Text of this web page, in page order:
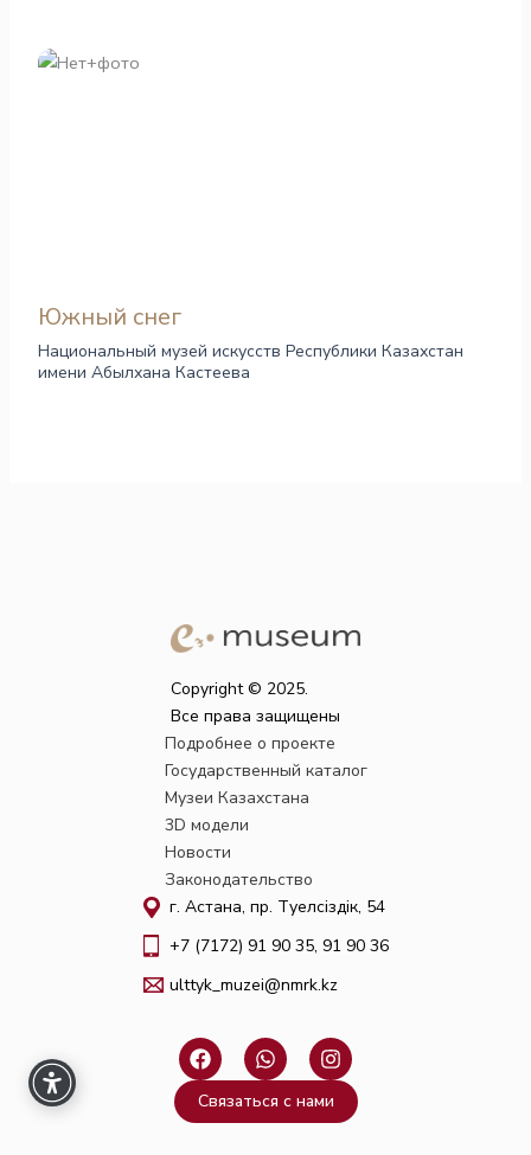
Южный снег
Национальный музей искусств Республики Казахстан
имени Абылхана Кастеева
Copyright © 2025.
Все права защищены
Подробнее о проекте
Государственный каталог
Музеи Казахстана
3D модели
Новости
Законодательство
г. Астана, пр. Тәуелсіздік, 54
+7 (7172) 91 90 35, 91 90 36
ulttyk_muzei@nmrk.kz
F
a
c
e
W
h
t
I
n
s
t
Связаться с нами